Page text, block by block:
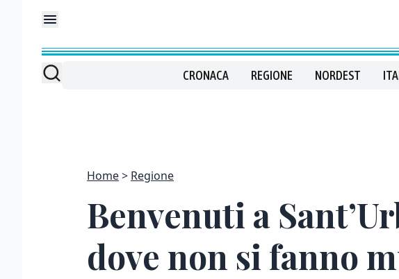
CRONACA REGIONE NORDEST
Home Regione
Benvenuti a
dove non si fanno